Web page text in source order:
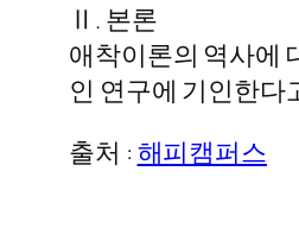
Ⅱ. 본론
애착이론의 역사에
인 연구에 기인한다
출처 : 해피캠퍼스